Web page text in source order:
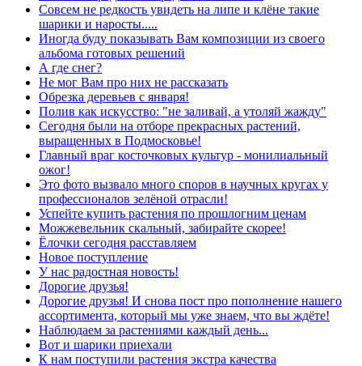
Совсем не редкость увидеть на липе и клёне такие
шарики и наросты.....
Иногда буду показывать Вам композиции из своего
альбома готовых решений
А где снег?
Не мог Вам про них не рассказать
Обрезка деревьев с января!
Полив как искусство: "не заливай, а утоляй жажду"
Сегодня были на отборе прекрасных растений,
выращенных в Подмосковье!
Главный враг косточковых культур - монилиальный
ожог!
Это фото вызвало много споров в научных кругах у
профессионалов зелёной отрасли!
Успейте купить растения по прошлогним ценам
Можжевельник скальный, забирайте скорее!
Ёлочки сегодня расставляем
Новое поступление
У нас радостная новость!
Дорогие друзья!
Дорогие друзья! И снова пост про пополнение нашего
ассортимента, который мы уже знаем, что вы ждёте!
Наблюдаем за растениями каждый день...
Вот и шарики приехали
К нам поступили растения экстра качества